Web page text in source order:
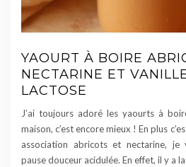
YAOURT À BOIRE
NECTARINE ET
LACTOSE
J’ai toujours adoré les yaourts à
maison, c’est encore mieux ! En plus
association abricots et nectarine,
pause douceur acidulée. En effet, il y a la